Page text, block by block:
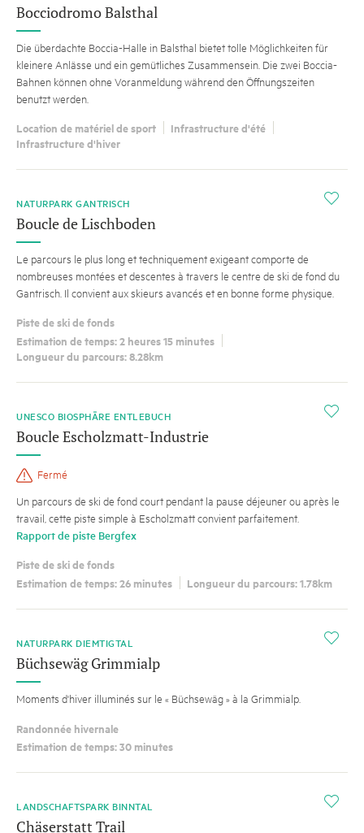
Bocciodromo Balsthal
Die überdachte Boccia-Halle in Balsthal bietet tolle Möglichkeiten für
kleinere Anlässe und ein gemütliches Zusammensein. Die zwei Boccia-
Bahnen können ohne Voranmeldung während den Öffnungszeiten
benutzt werden.
Location de matériel de sport
Infrastructure d'été
Infrastructure d'hiver
i
NATURPARK GANTRISCH
Boucle de Lischboden
Le parcours le plus long et techniquement exigeant comporte de
nombreuses montées et descentes à travers le centre de ski de fond du
Gantrisch. Il convient aux skieurs avancés et en bonne forme physique.
Piste de ski de fonds
Estimation de temps: 2 heures 15 minutes
Longueur du parcours: 8.28km
i
UNESCO BIOSPHÄRE ENTLEBUCH
Boucle Escholzmatt-Industrie
Fermé
Un parcours de ski de fond court pendant la pause déjeuner ou après le
travail, cette piste simple à Escholzmatt convient parfaitement.
Rapport de piste Bergfex
Piste de ski de fonds
Estimation de temps: 26 minutes
Longueur du parcours: 1.78km
i
NATURPARK DIEMTIGTAL
Büchsewäg Grimmialp
Moments d'hiver illuminés sur le « Büchsewäg » à la Grimmialp.
Randonnée hivernale
Estimation de temps: 30 minutes
i
LANDSCHAFTSPARK BINNTAL
Chäserstatt Trail